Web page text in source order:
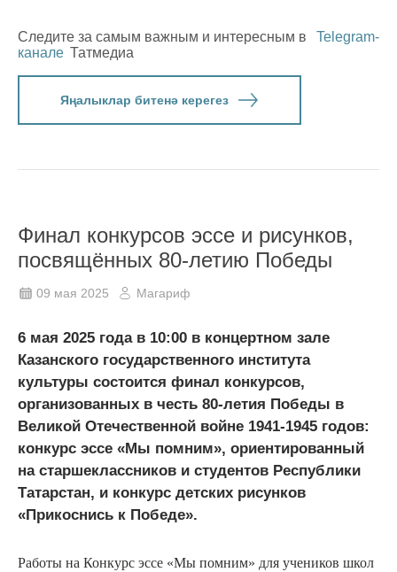
Следите за самым важным и интересным в
Telegram-
канале Татмедиа
Яңалыклар битенә керегез
Финал конкурсов эссе и рисунков,
посвящённых 80-летию Победы
09 мая 2025 Магариф
6 мая 2025 года в 10:00 в концертном зале
Казанского государственного института
культуры состоится финал конкурсов,
организованных в честь 80-летия Победы в
Великой Отечественной войне 1941-1945 годов:
конкурс эссе «Мы помним», ориентированный
на старшеклассников и студентов Республики
Татарстан, и конкурс детских рисунков
«Прикоснись к Победе».
Работы на Конкурс эссе «Мы помним» для учеников школ